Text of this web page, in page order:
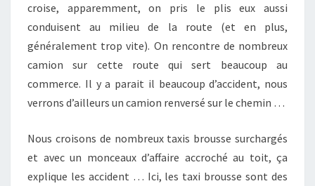
croise, apparemment, on pris le plis eux aussi
conduisent au milieu de la route (et en plus,
généralement trop vite). On rencontre de nombreux
camion sur cette route qui sert beaucoup au
commerce. Il y a parait il beaucoup d’accident, nous
verrons d’ailleurs un camion renversé sur le chemin …
Nous croisons de nombreux taxis brousse surchargés
et avec un monceaux d’affaire accroché au toit, ça
explique les accident … Ici, les taxi brousse sont des